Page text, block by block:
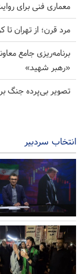
معماری فنی برای
مرد قرن؛ از تهران تا
برنامه‌ریزی جامع
«رهبر شهید»
تصویر بی‌پرده جنگ
انتخاب سردبیر